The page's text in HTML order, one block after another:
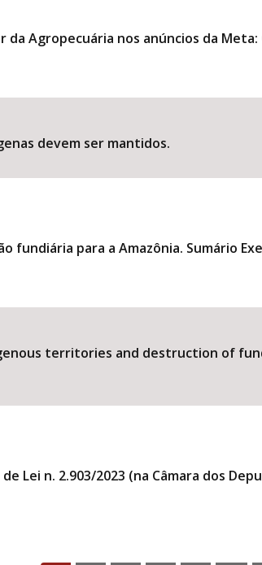
Agropecuária nos anúncios da
devem ser mantidos.
fundiária para a Amazônia. Sumário
territories and destruction of
Lei n. 2.903/2023 (na Câmara dos